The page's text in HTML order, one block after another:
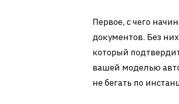
Первое, с чего
документов. Без
который
вашей моделью
не бегать по